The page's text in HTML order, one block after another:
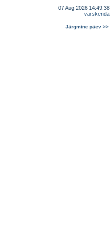
07 Aug 2026 14:49:38
värskenda
Järgmine päev >>